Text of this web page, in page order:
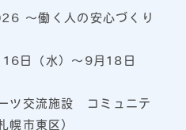
～働く人の安心づくり
日（水）～9月18日
ツ交流施設 コミュニテ
幌市東区）